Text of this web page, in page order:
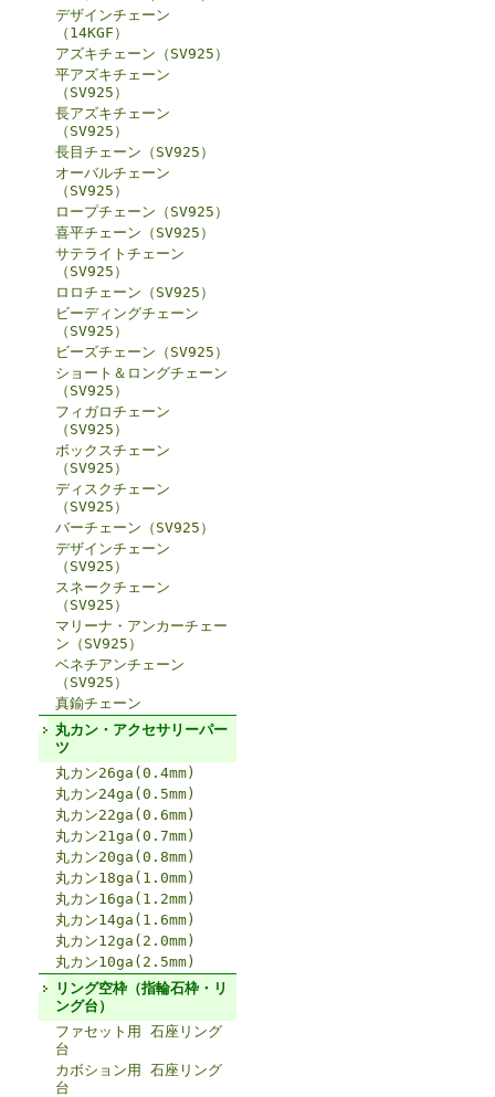
デザインチェーン
（14KGF）
アズキチェーン（SV925）
平アズキチェーン
（SV925）
長アズキチェーン
（SV925）
長目チェーン（SV925）
オーバルチェーン
（SV925）
ロープチェーン（SV925）
喜平チェーン（SV925）
サテライトチェーン
（SV925）
ロロチェーン（SV925）
ビーディングチェーン
（SV925）
ビーズチェーン（SV925）
ショート＆ロングチェーン
（SV925）
フィガロチェーン
（SV925）
ボックスチェーン
（SV925）
ディスクチェーン
（SV925）
バーチェーン（SV925）
デザインチェーン
（SV925）
スネークチェーン
（SV925）
マリーナ・アンカーチェー
ン（SV925）
ベネチアンチェーン
（SV925）
真鍮チェーン
丸カン・アクセサリーパー
ツ
丸カン26ga(0.4mm)
丸カン24ga(0.5mm)
丸カン22ga(0.6mm)
丸カン21ga(0.7mm)
丸カン20ga(0.8mm)
丸カン18ga(1.0mm)
丸カン16ga(1.2mm)
丸カン14ga(1.6mm)
丸カン12ga(2.0mm)
丸カン10ga(2.5mm)
リング空枠（指輪石枠・リ
ング台）
ファセット用 石座リング
台
カボション用 石座リング
台